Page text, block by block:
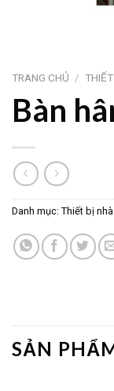
TRANG CHỦ /
Bàn
Danh mục: Thiết bị
SẢN